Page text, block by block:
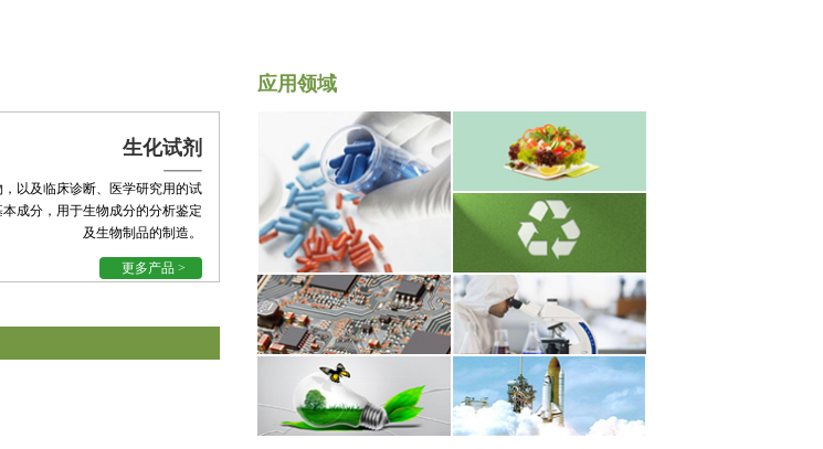
生化试剂
以及临床诊断、医学研究用的试
成分，用于生物成分的分析鉴定
及生物制品的制造。
更多产品 >
应用领域